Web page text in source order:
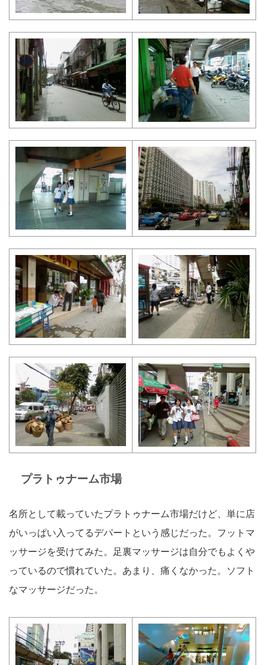
プラトゥナーム市場
名所として載っていたプラトゥナーム市場だけど、単に店
がいっぱい入ってるデパートという感じだった。フットマ
ッサージを受けてみた。足裏マッサージは自分でもよくや
っているので慣れていた。あまり、痛くなかった。ソフト
なマッサージだった。